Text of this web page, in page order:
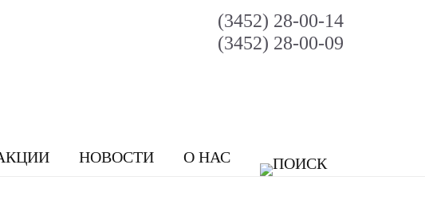
(3452) 28-00-14
(3452) 28-00-09
НОВОСТИ О НАС